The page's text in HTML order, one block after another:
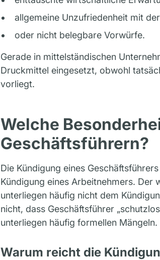
allgemeine Unzufriedenheit mit
oder nicht belegbare Vorwürfe.
Gerade in mittelständischen
Druckmittel eingesetzt, obwohl
vorliegt.
Welche
Geschäftsführern?
Die Kündigung eines
Kündigung eines Arbeitnehmers. Der
unterliegen häufig nicht dem
nicht, dass Geschäftsführer
unterliegen häufig formellen
Warum reicht die